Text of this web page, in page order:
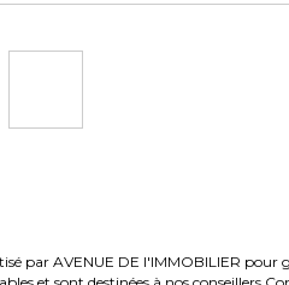
par AVENUE DE l'IMMOBILIER pour